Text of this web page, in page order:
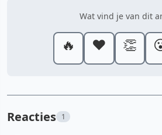
Wat vind je van dit
🔥 ❤️ 👏
Reacties 1